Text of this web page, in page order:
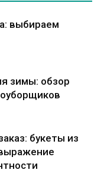
выбираем
зимы: обзор
букеты из